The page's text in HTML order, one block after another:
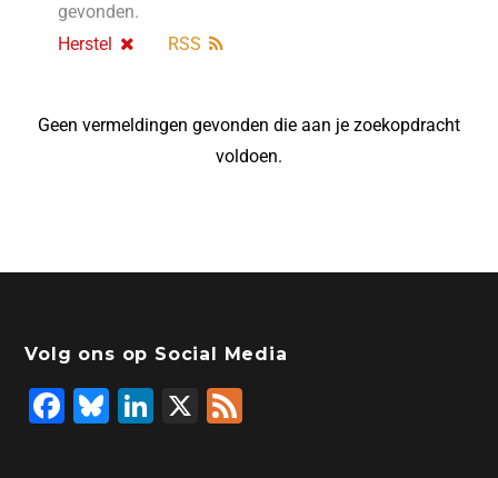
gevonden.
Herstel
RSS
Geen vermeldingen gevonden die aan je zoekopdracht
voldoen.
Volg ons op Social Media
F
Bl
Li
X